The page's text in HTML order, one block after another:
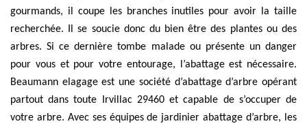
gourmands, il coupe les branches inutiles pour avoir la taille
recherchée. Il se soucie donc du bien être des plantes ou des
arbres. Si ce dernière tombe malade ou présente un danger
pour vous et pour votre entourage, l’abattage est nécessaire.
Beaumann elagage est une société d’abattage d’arbre opérant
partout dans toute Irvillac 29460 et capable de s’occuper de
votre arbre. Avec ses équipes de jardinier abattage d’arbre, les